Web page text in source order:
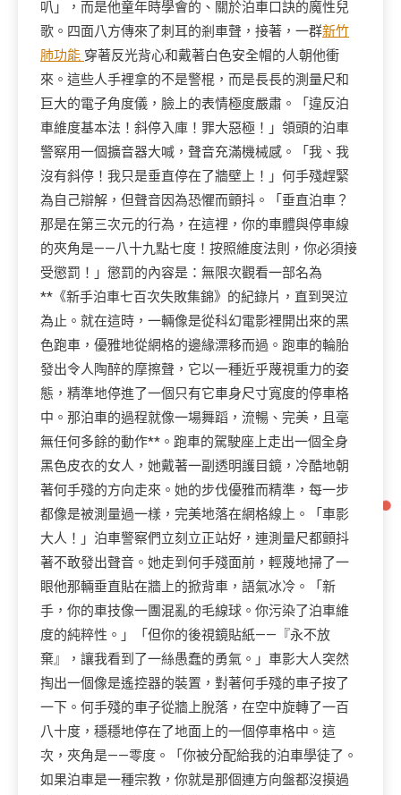
叭」，而是他童年時學會的、關於泊車口訣的魔性兒
歌。四面八方傳來了刺耳的剎車聲，接著，一群新竹
肺功能 穿著反光背心和戴著白色安全帽的人朝他衝
來。這些人手裡拿的不是警棍，而是長長的測量尺和
巨大的電子角度儀，臉上的表情極度嚴肅。「違反泊
車維度基本法！斜停入庫！罪大惡極！」領頭的泊車
警察用一個擴音器大喊，聲音充滿機械感。「我、我
沒有斜停！我只是垂直停在了牆壁上！」何手殘趕緊
為自己辯解，但聲音因為恐懼而顫抖。「垂直泊車？
那是在第三次元的行為，在這裡，你的車體與停車線
的夾角是——八十九點七度！按照維度法則，你必須接
受懲罰！」懲罰的內容是：無限次觀看一部名為
**《新手泊車七百次失敗集錦》的紀錄片，直到哭泣
為止。就在這時，一輛像是從科幻電影裡開出來的黑
色跑車，優雅地從網格的邊緣漂移而過。跑車的輪胎
發出令人陶醉的摩擦聲，它以一種近乎蔑視重力的姿
態，精準地停進了一個只有它車身尺寸寬度的停車格
中。那泊車的過程就像一場舞蹈，流暢、完美，且毫
無任何多餘的動作**。跑車的駕駛座上走出一個全身
黑色皮衣的女人，她戴著一副透明護目鏡，冷酷地朝
著何手殘的方向走來。她的步伐優雅而精準，每一步
都像是被測量過一樣，完美地落在網格線上。「車影
大人！」泊車警察們立刻立正站好，連測量尺都顫抖
著不敢發出聲音。她走到何手殘面前，輕蔑地掃了一
眼他那輛垂直貼在牆上的掀背車，語氣冰冷。「新
手，你的車技像一團混亂的毛線球。你污染了泊車維
度的純粹性。」「但你的後視鏡貼紙——『永不放
棄』，讓我看到了一絲愚蠢的勇氣。」車影大人突然
掏出一個像是遙控器的裝置，對著何手殘的車子按了
一下。何手殘的車子從牆上脫落，在空中旋轉了一百
八十度，穩穩地停在了地面上的一個停車格中。這
次，夾角是——零度。「你被分配給我的泊車學徒了。
如果泊車是一種宗教，你就是那個連方向盤都沒摸過